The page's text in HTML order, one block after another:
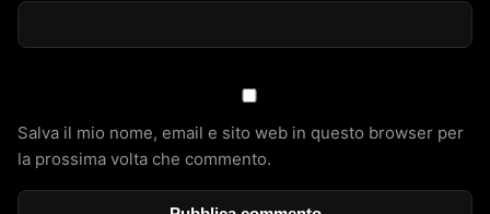
Salva il mio nome, email e sito web in questo browser per
la prossima volta che commento.